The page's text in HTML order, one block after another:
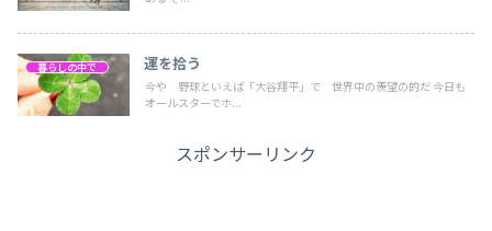
暮らしの中で 運を拾う
今や 野球といえば「大谷翔平」で 世界中の羨望の的だ 今日も
オールスターでホ...
スポンサーリンク